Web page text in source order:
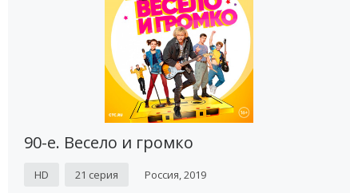
90-е. Весело и громко
HD 21 серия Россия, 2019